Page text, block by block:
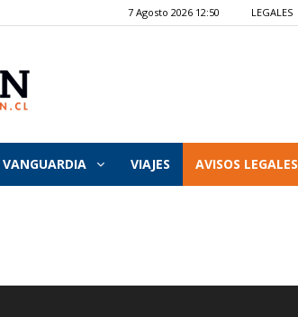
7 Agosto 2026 12:50 LEGALES
VANGUARDIA VIAJES AVISOS LEGALES